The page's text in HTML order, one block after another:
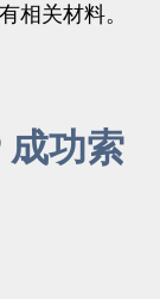
相关材料。
成功索